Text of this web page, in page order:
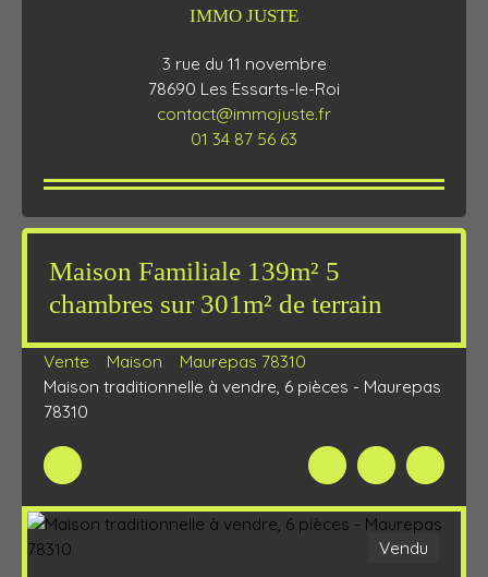
IMMO JUSTE
3 rue du 11 novembre
78690 Les Essarts-le-Roi
contact@immojuste.fr
01 34 87 56 63
Maison Familiale 139m² 5
chambres sur 301m² de terrain
Vente Maison
Maurepas 78310
Maison traditionnelle à vendre, 6 pièces - Maurepas
78310
Vendu